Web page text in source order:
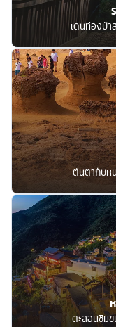
เดินท่องป่า
ตื่นตากับหิ
ตะลอนชิม